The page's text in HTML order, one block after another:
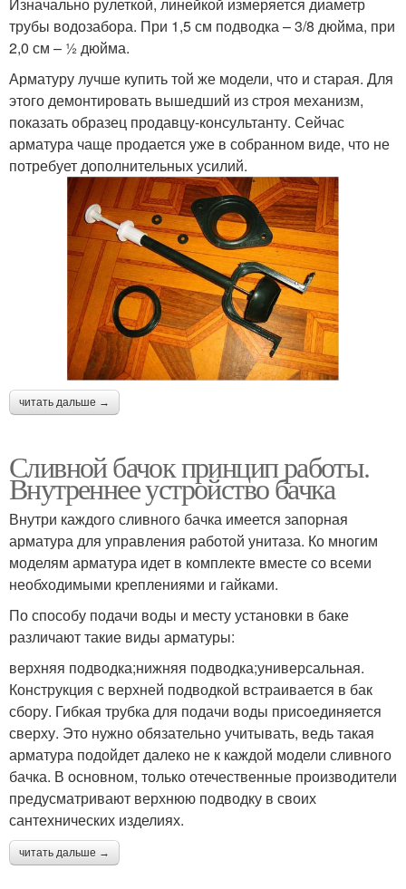
Изначально рулеткой, линейкой измеряется диаметр
трубы водозабора. При 1,5 см подводка – 3/8 дюйма, при
2,0 см – ½ дюйма.
Арматуру лучше купить той же модели, что и старая. Для
этого демонтировать вышедший из строя механизм,
показать образец продавцу-консультанту. Сейчас
арматура чаще продается уже в собранном виде, что не
потребует дополнительных усилий.
читать дальше →
Сливной бачок принцип работы.
Внутреннее устройство бачка
Внутри каждого сливного бачка имеется запорная
арматура для управления работой унитаза. Ко многим
моделям арматура идет в комплекте вместе со всеми
необходимыми креплениями и гайками.
По способу подачи воды и месту установки в баке
различают такие виды арматуры:
верхняя подводка;нижняя подводка;универсальная.
Конструкция с верхней подводкой встраивается в бак
сбору. Гибкая трубка для подачи воды присоединяется
сверху. Это нужно обязательно учитывать, ведь такая
арматура подойдет далеко не к каждой модели сливного
бачка. В основном, только отечественные производители
предусматривают верхнюю подводку в своих
сантехнических изделиях.
читать дальше →